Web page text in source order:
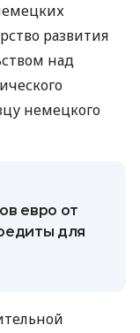
развития
над
немецкого
евро от
для